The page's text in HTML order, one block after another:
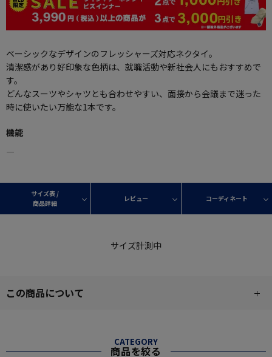
ベーシックなデザインのフレッシャーズ対応ネクタイ。
清潔感があり好印象な色柄は、就職活動や新社会人にもおすすめで
す。
どんなスーツやシャツとも合わせやすい、面接から会議まで迷った
時に使いたい万能な1本です。
機能
―
サイズ表 /
商品詳細
レビュー コーディネート
サイズ計測中
この商品について
CATEGORY
商品を絞る